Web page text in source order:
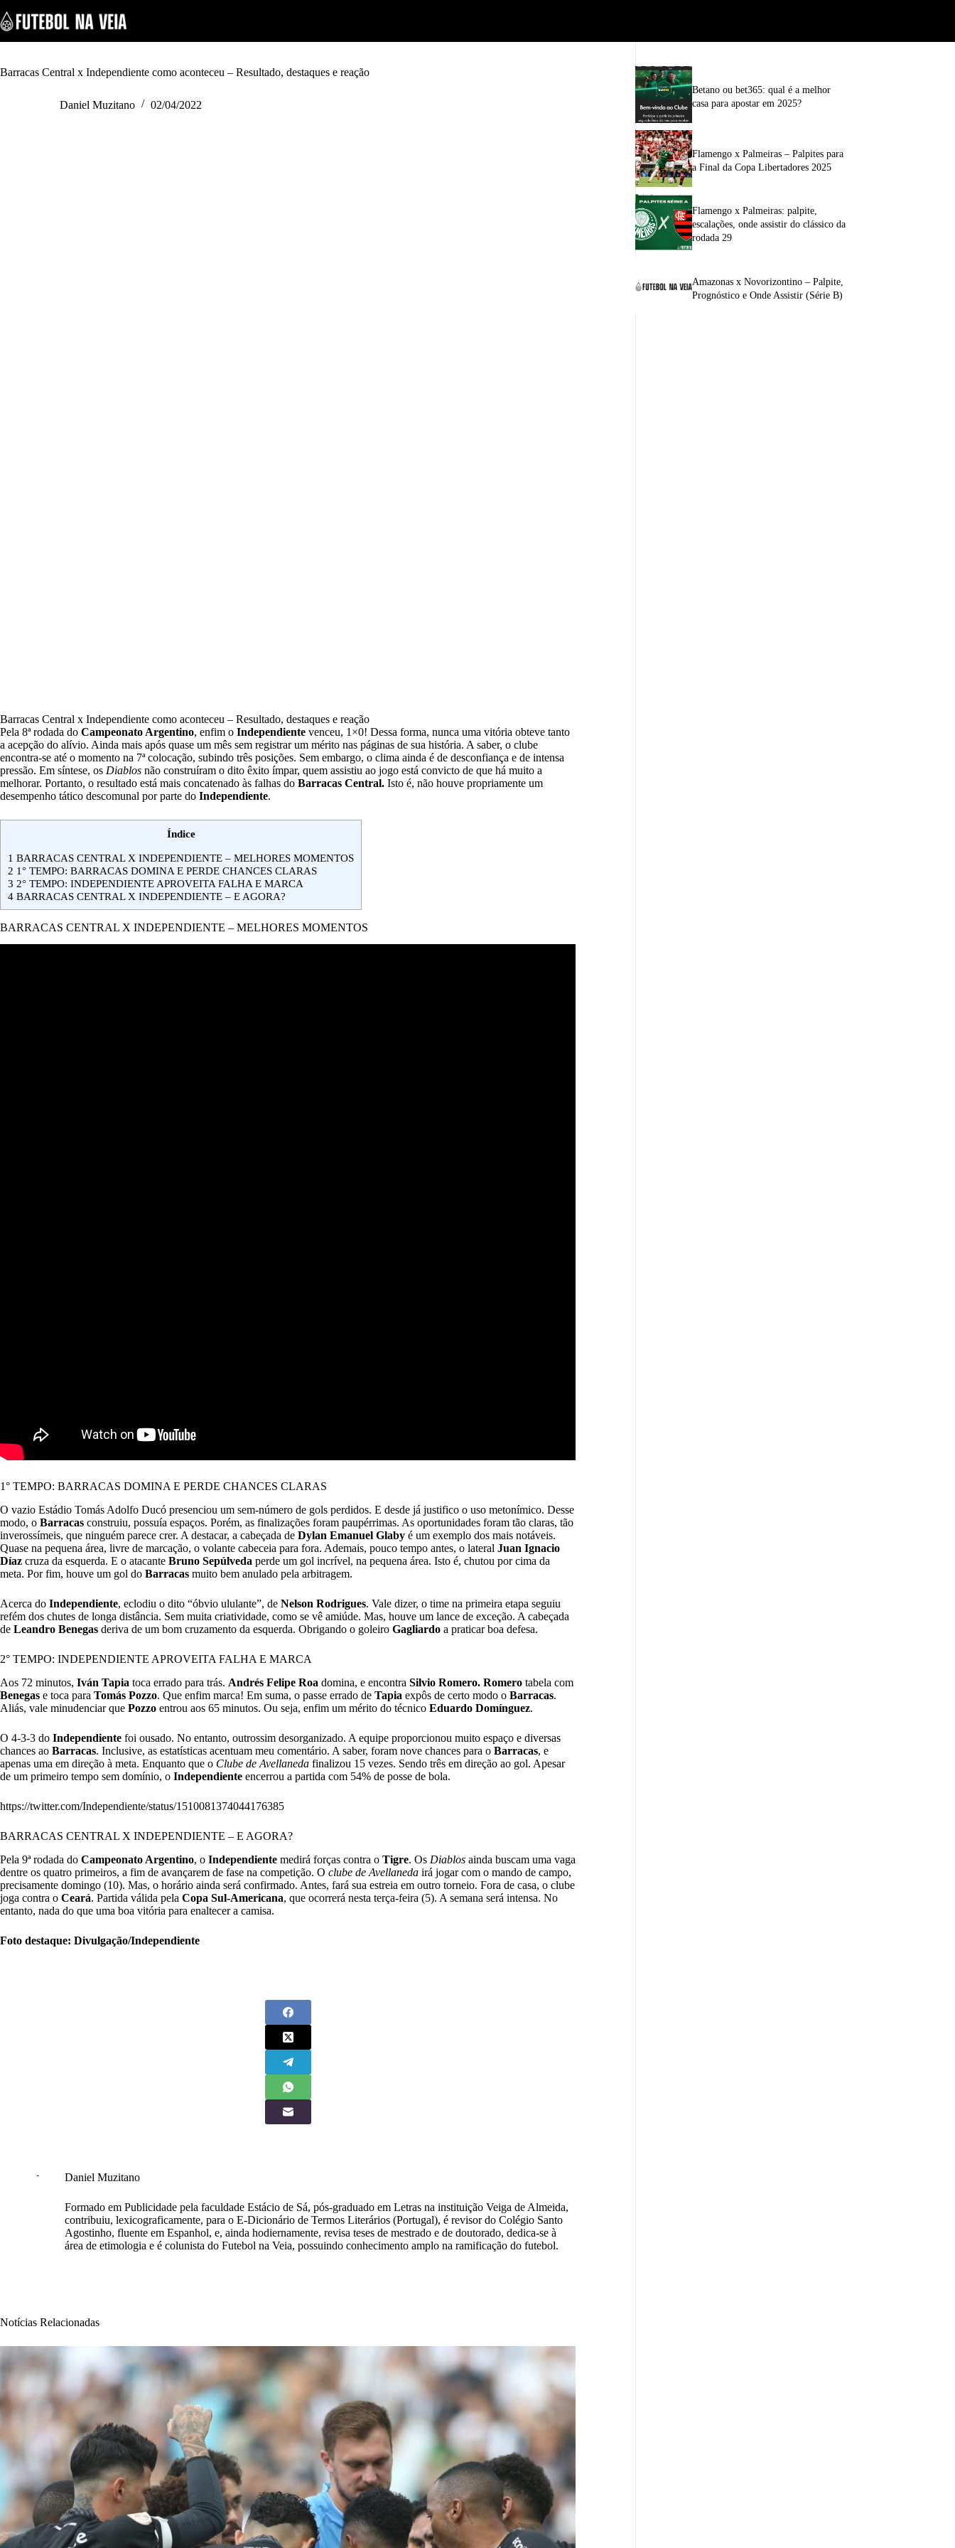
k
i
p
o
Barracas Central x Independiente como aconteceu – Resultado, destaques e reação
Daniel Muzitano 02/04/2022
Barracas Central x Independiente como aconteceu – Resultado, destaques e reação
Pela 8ª rodada do Campeonato Argentino, enfim o Independiente venceu, 1×0! Dessa forma, nunca uma vitória obteve tanto
a acepção do alívio. Ainda mais após quase um mês sem registrar um mérito nas páginas de sua história. A saber, o clube
encontra-se até o momento na 7ª colocação, subindo três posições. Sem embargo, o clima ainda é de desconfiança e de intensa
pressão. Em síntese, os Diablos não construíram o dito êxito ímpar, quem assistiu ao jogo está convicto de que há muito a
melhorar. Portanto, o resultado está mais concatenado às falhas do Barracas Central. Isto é, não houve propriamente um
desempenho tático descomunal por parte do Independiente.
Índice
1 BARRACAS CENTRAL X INDEPENDIENTE – MELHORES MOMENTOS
2 1° TEMPO: BARRACAS DOMINA E PERDE CHANCES CLARAS
3 2° TEMPO: INDEPENDIENTE APROVEITA FALHA E MARCA
4 BARRACAS CENTRAL X INDEPENDIENTE – E AGORA?
BARRACAS CENTRAL X INDEPENDIENTE – MELHORES MOMENTOS
1° TEMPO: BARRACAS DOMINA E PERDE CHANCES CLARAS
O vazio Estádio Tomás Adolfo Ducó presenciou um sem-número de gols perdidos. E desde já justifico o uso metonímico. Desse
modo, o Barracas construiu, possuía espaços. Porém, as finalizações foram paupérrimas. As oportunidades foram tão claras, tão
inverossímeis, que ninguém parece crer. A destacar, a cabeçada de Dylan Emanuel Glaby é um exemplo dos mais notáveis.
Quase na pequena área, livre de marcação, o volante cabeceia para fora. Ademais, pouco tempo antes, o lateral Juan Ignacio
Díaz cruza da esquerda. E o atacante Bruno Sepúlveda perde um gol incrível, na pequena área. Isto é, chutou por cima da
meta. Por fim, houve um gol do Barracas muito bem anulado pela arbitragem.
Acerca do Independiente, eclodiu o dito “óbvio ululante”, de Nelson Rodrigues. Vale dizer, o time na primeira etapa seguiu
refém dos chutes de longa distância. Sem muita criatividade, como se vê amiúde. Mas, houve um lance de exceção. A cabeçada
de Leandro Benegas deriva de um bom cruzamento da esquerda. Obrigando o goleiro Gagliardo a praticar boa defesa.
2° TEMPO: INDEPENDIENTE APROVEITA FALHA E MARCA
Aos 72 minutos, Iván Tapia toca errado para trás. Andrés Felipe Roa domina, e encontra Silvio Romero. Romero tabela com
Benegas e toca para Tomás Pozzo. Que enfim marca! Em suma, o passe errado de Tapia expôs de certo modo o Barracas.
Aliás, vale minudenciar que Pozzo entrou aos 65 minutos. Ou seja, enfim um mérito do técnico Eduardo Domínguez.
O 4-3-3 do Independiente foi ousado. No entanto, outrossim desorganizado. A equipe proporcionou muito espaço e diversas
chances ao Barracas. Inclusive, as estatísticas acentuam meu comentário. A saber, foram nove chances para o Barracas, e
apenas uma em direção à meta. Enquanto que o Clube de Avellaneda finalizou 15 vezes. Sendo três em direção ao gol. Apesar
de um primeiro tempo sem domínio, o Independiente encerrou a partida com 54% de posse de bola.
https://twitter.com/Independiente/status/1510081374044176385
BARRACAS CENTRAL X INDEPENDIENTE – E AGORA?
Pela 9ª rodada do Campeonato Argentino, o Independiente medirá forças contra o Tigre. Os Diablos ainda buscam uma vaga
dentre os quatro primeiros, a fim de avançarem de fase na competição. O clube de Avellaneda irá jogar com o mando de campo,
precisamente domingo (10). Mas, o horário ainda será confirmado. Antes, fará sua estreia em outro torneio. Fora de casa, o clube
joga contra o Ceará. Partida válida pela Copa Sul-Americana, que ocorrerá nesta terça-feira (5). A semana será intensa. No
entanto, nada do que uma boa vitória para enaltecer a camisa.
Foto destaque: Divulgação/Independiente
Daniel Muzitano
Formado em Publicidade pela faculdade Estácio de Sá, pós-graduado em Letras na instituição Veiga de Almeida,
contribuiu, lexicograficamente, para o E-Dicionário de Termos Literários (Portugal), é revisor do Colégio Santo
Agostinho, fluente em Espanhol, e, ainda hodiernamente, revisa teses de mestrado e de doutorado, dedica-se à
área de etimologia e é colunista do Futebol na Veia, possuindo conhecimento amplo na ramificação do futebol.
Notícias Relacionadas
Betano ou bet365: qual é a melhor
casa para apostar em 2025?
Flamengo x Palmeiras – Palpites para
a Final da Copa Libertadores 2025
Flamengo x Palmeiras: palpite,
escalações, onde assistir do clássico da
rodada 29
Amazonas x Novorizontino – Palpite,
Prognóstico e Onde Assistir (Série B)